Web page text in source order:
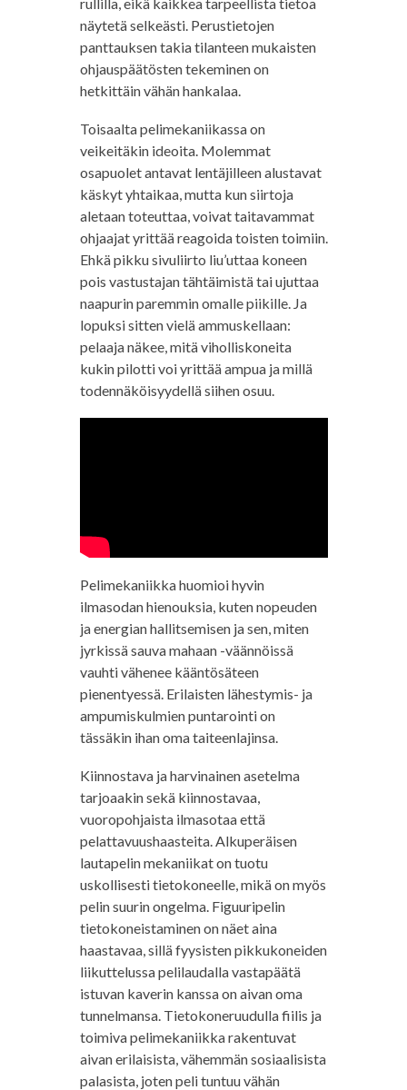
näytetä selkeästi. Perustietojen
panttauksen takia tilanteen mukaisten
ohjauspäätösten tekeminen on
hetkittäin vähän hankalaa.
Toisaalta pelimekaniikassa on
veikeitäkin ideoita. Molemmat
osapuolet antavat lentäjilleen alustavat
käskyt yhtaikaa, mutta kun siirtoja
aletaan toteuttaa, voivat taitavammat
ohjaajat yrittää reagoida toisten toimiin.
Ehkä pikku sivuliirto liu’uttaa koneen
pois vastustajan tähtäimistä tai ujuttaa
naapurin paremmin omalle piikille. Ja
lopuksi sitten vielä ammuskellaan:
pelaaja näkee, mitä viholliskoneita
kukin pilotti voi yrittää ampua ja millä
todennäköisyydellä siihen osuu.
Pelimekaniikka huomioi hyvin
ilmasodan hienouksia, kuten nopeuden
ja energian hallitsemisen ja sen, miten
jyrkissä sauva mahaan -väännöissä
vauhti vähenee kääntösäteen
pienentyessä. Erilaisten lähestymis- ja
ampumiskulmien puntarointi on
tässäkin ihan oma taiteenlajinsa.
Kiinnostava ja harvinainen asetelma
tarjoaakin sekä kiinnostavaa,
vuoropohjaista ilmasotaa että
pelattavuushaasteita. Alkuperäisen
lautapelin mekaniikat on tuotu
uskollisesti tietokoneelle, mikä on myös
pelin suurin ongelma. Figuuripelin
tietokoneistaminen on näet aina
haastavaa, sillä fyysisten pikkukoneiden
liikuttelussa pelilaudalla vastapäätä
istuvan kaverin kanssa on aivan oma
tunnelmansa. Tietokoneruudulla fiilis ja
toimiva pelimekaniikka rakentuvat
aivan erilaisista, vähemmän sosiaalisista
palasista, joten peli tuntuu vähän